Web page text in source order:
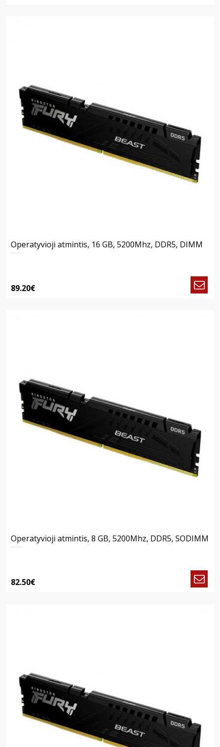
Operatyvioji atmintis, 16 GB, 5200Mhz, DDR5, DIMM
89.20€
Operatyvioji atmintis, 8 GB, 5200Mhz, DDR5, SODIMM
82.50€